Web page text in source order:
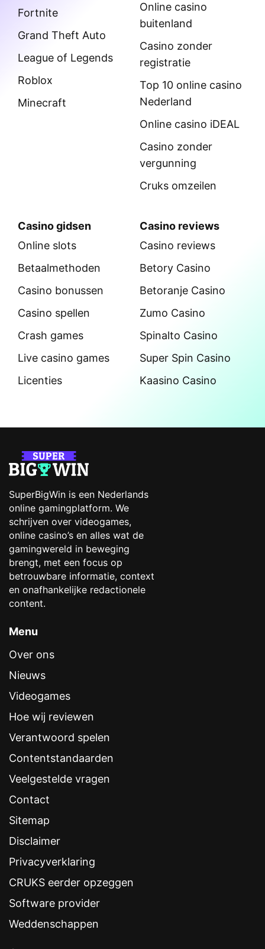
Fortnite
Grand Theft Auto
League of Legends
Roblox
Minecraft
Online casino
buitenland
Casino zonder
registratie
Top 10 online casino
Nederland
Online casino iDEAL
Casino zonder
vergunning
Cruks omzeilen
Casino gidsen
Online slots
Betaalmethoden
Casino bonussen
Casino spellen
Crash games
Live casino games
Licenties
Casino reviews
Casino reviews
Betory Casino
Betoranje Casino
Zumo Casino
Spinalto Casino
Super Spin Casino
Kaasino Casino
SuperBigWin is een Nederlands
online gamingplatform. We
schrijven over videogames,
online casino’s en alles wat de
gamingwereld in beweging
brengt, met een focus op
betrouwbare informatie, context
en onafhankelijke redactionele
content.
Menu
Over ons
Nieuws
Videogames
Hoe wij reviewen
Verantwoord spelen
Contentstandaarden
Veelgestelde vragen
Contact
Sitemap
Disclaimer
Privacyverklaring
CRUKS eerder opzeggen
Software provider
Weddenschappen